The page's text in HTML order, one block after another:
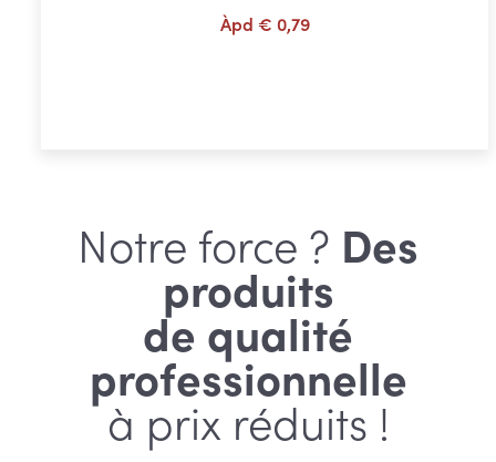
Àpd € 0,79
Notre force ? Des
produits
de qualité
professionnelle
à prix réduits !